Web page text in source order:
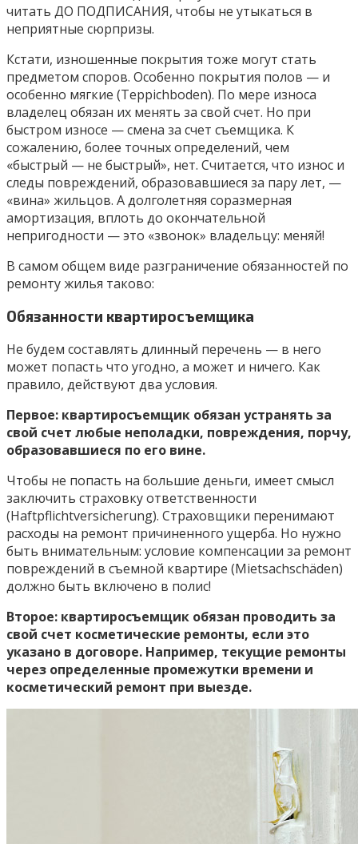
читать ДО ПОДПИСАНИЯ, чтобы не утыкаться в
неприятные сюрпризы.
Кстати, изношенные покрытия тоже могут стать
предметом споров. Особенно покрытия полов — и
особенно мягкие (Teppichboden). По мере износа
владелец обязан их менять за свой счет. Но при
быстром износе — смена за счет съемщика. К
сожалению, более точных определений, чем
«быстрый — не быстрый», нет. Считается, что износ и
следы повреждений, образовавшиеся за пару лет, —
«вина» жильцов. А долголетняя соразмерная
амортизация, вплоть до окончательной
непригодности — это «звонок» владельцу: меняй!
В самом общем виде разграничение обязанностей по
ремонту жилья таково:
Обязанности квартиросъемщика
Не будем составлять длинный перечень — в него
может попасть что угодно, а может и ничего. Как
правило, действуют два условия.
Первое: квартиросъемщик обязан устранять за
свой счет любые неполадки, повреждения, порчу,
образовавшиеся по его вине.
Чтобы не попасть на большие деньги, имеет смысл
заключить страховку ответственности
(Haftpflichtversicherung). Страховщики перенимают
расходы на ремонт причиненного ущерба. Но нужно
быть внимательным: условие компенсации за ремонт
повреждений в съемной квартире (Mietsachschäden)
должно быть включено в полис!
Второе: квартиросъемщик обязан проводить за
свой счет косметические ремонты, если это
указано в договоре. Например, текущие ремонты
через определенные промежутки времени и
косметический ремонт при выезде.